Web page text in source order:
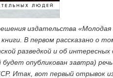
издательства «Молодая
В первом рассказано о
разведкой и об
опубликован завтра)
Итак, вот первый отрывок